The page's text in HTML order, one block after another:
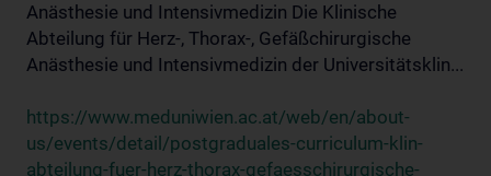
Anästhesie und Intensivmedizin Die Klinische
Abteilung für Herz-, Thorax-, Gefäßchirurgische
Anästhesie und Intensivmedizin der Universitätsklin...
https://www.meduniwien.ac.at/web/en/about-
us/events/detail/postgraduales-curriculum-klin-
abteilung-fuer-herz-thorax-gefaesschirurgische-